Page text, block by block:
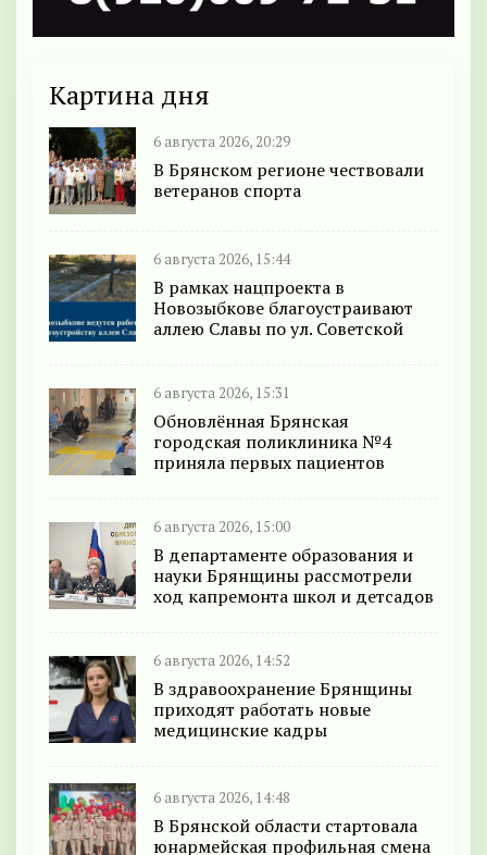
Картина дня
6 августа 2026, 20:29
В Брянском регионе чествовали
ветеранов спорта
6 августа 2026, 15:44
В рамках нацпроекта в
Новозыбкове благоустраивают
аллею Славы по ул. Советской
6 августа 2026, 15:31
Обновлённая Брянская
городская поликлиника №4
приняла первых пациентов
6 августа 2026, 15:00
В департаменте образования и
науки Брянщины рассмотрели
ход капремонта школ и детсадов
6 августа 2026, 14:52
В здравоохранение Брянщины
приходят работать новые
медицинские кадры
6 августа 2026, 14:48
В Брянской области стартовала
юнармейская профильная смена